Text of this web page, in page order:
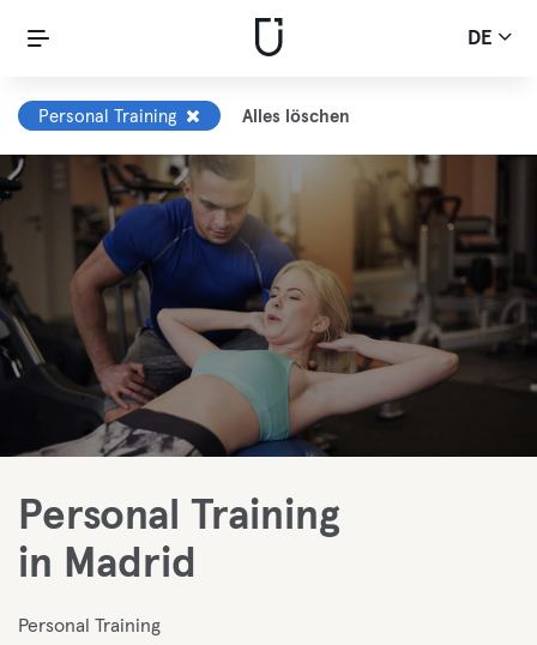
DE
Personal Training Alles löschen
Personal Training
in Madrid
Personal Training